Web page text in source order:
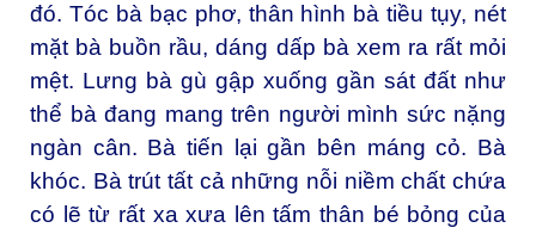
đó. Tóc bà bạc phơ, thân hình bà tiều tụy, nét
mặt bà buồn rầu, dáng dấp bà xem ra rất mỏi
mệt. Lưng bà gù gập xuống gần sát đất như
thể bà đang mang trên người mình sức nặng
ngàn cân. Bà tiến lại gần bên máng cỏ. Bà
khóc. Bà trút tất cả những nỗi niềm chất chứa
có lẽ từ rất xa xưa lên tấm thân bé bỏng của